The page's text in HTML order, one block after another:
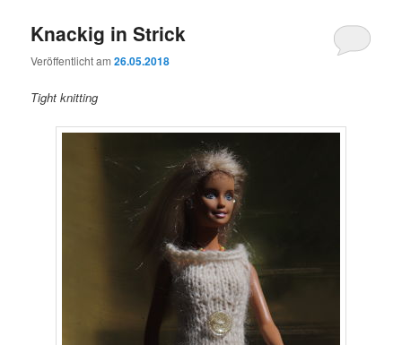
Knackig in Strick
Veröffentlicht am26.05.2018
Tight knitting